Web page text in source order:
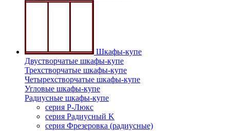
Шкафы-купе
Двустворчатые шкафы-купе
Трехстворчатые шкафы-купе
Четырехстворчатые шкафы-купе
Угловые шкафы-купе
Радиусные шкафы-купе
серия Р-Люкс
серия Радиусный K
серия Фрезеровка (радиусные)